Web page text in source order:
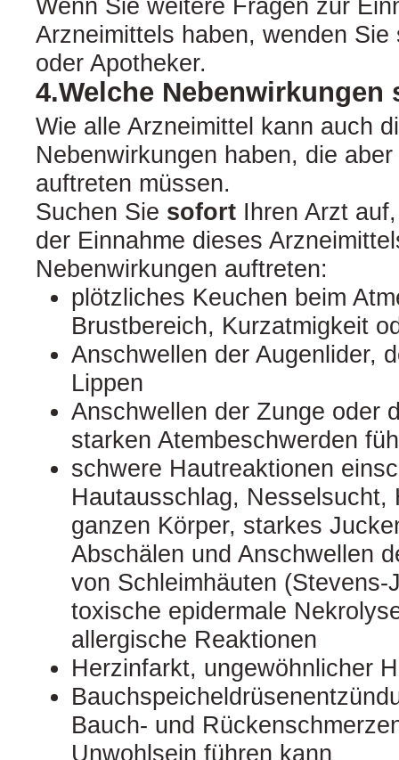
Wenn Sie weitere Fragen zur
Arzneimittels haben, wenden
oder Apotheker.
4.Welche
Wie alle Arzneimittel kann auch
Nebenwirkungen haben, die
auftreten müssen.
Suchen Sie sofort Ihren Arzt
der Einnahme dieses
Nebenwirkungen auftreten:
plötzliches Keuchen beim
Brustbereich, Kurzatmigkeit
Anschwellen der Augenlider,
Lippen
Anschwellen der Zunge oder
starken Atembeschwerden
schwere Hautreaktionen
Hautausschlag, Nesselsucht,
ganzen Körper, starkes
Abschälen und Anschwellen
von Schleimhäuten (Stevens-
toxische epidermale
allergische Reaktionen
Herzinfarkt, ungewöhnlicher
Bauch- und
Unwohlsein führen kann